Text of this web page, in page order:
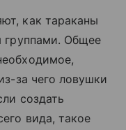
как тараканы
группами. Общее
за чего ловушки
создать
вида, такое